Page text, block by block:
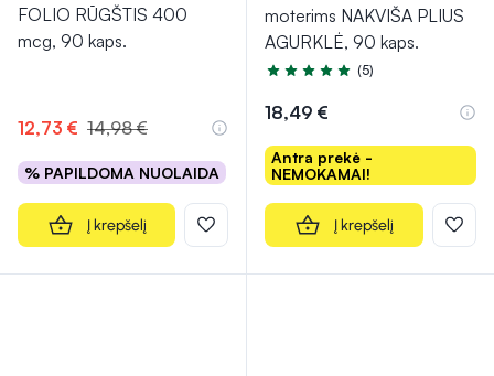
FOLIO RŪGŠTIS 400
mcg, 90 kaps.
12,73 € 14,98 €
% PAPILDOMA NUOLAIDA
Į krepšelį
moterims NAKVIŠA PLIUS
AGURKLĖ, 90 kaps.
Įvertinimas 5.0 iš 5
(5)
18,49 €
Antra prekė -
NEMOKAMAI!
Į krepšelį